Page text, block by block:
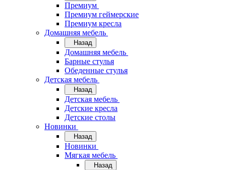
Премиум
Премиум геймерские
Премиум кресла
Домашняя мебель
Назад
Домашняя мебель
Барные стулья
Обеденные стулья
Детская мебель
Назад
Детская мебель
Детские кресла
Детские столы
Новинки
Назад
Новинки
Мягкая мебель
Назад